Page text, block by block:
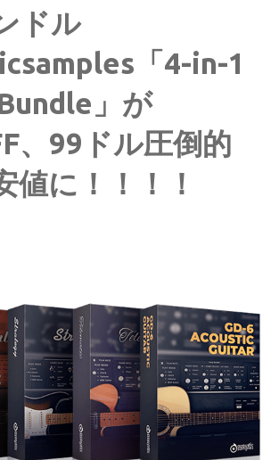
ドル
「4-in-1
」が
、99ドル圧倒的
値に！！！！